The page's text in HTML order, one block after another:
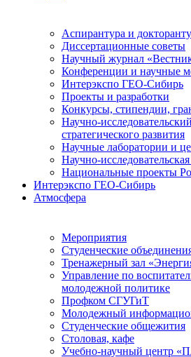
Аспирантура и
Диссертационные советы
Научный журнал
Конференции и научные
Интерэкспо ГЕО-Сибирь
Проекты и разработки
Конкурсы, стипендии,
Научно-
стратегического развития
Научные лаборатории и
Научно-
Национальные проекты
Интерэкспо ГЕО-Сибирь
Атмосфера
Мероприятия
Студенческие
Тренажерный зал
Управление по
молодежной политике
Профком СГУГиТ
Молодежный
Студенческие общежития
Столовая, кафе
Учебно-научный центр